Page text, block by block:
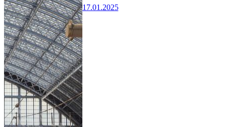
17.01.2025